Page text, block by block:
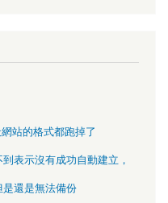
站的格式都跑掉了
表示沒有成功自動建立，
還是無法備份